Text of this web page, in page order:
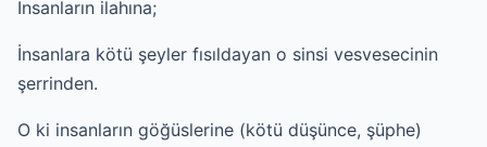
İnsanların ilahına;
İnsanlara kötü şeyler fısıldayan o sinsi vesvesecinin
şerrinden.
O ki insanların göğüslerine (kötü düşünce, şüphe)